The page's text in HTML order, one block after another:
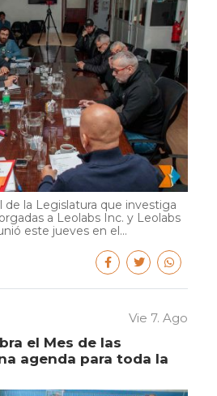
de la Legislatura que investiga
a Leolabs Inc. y Leolabs
este jueves en el...
Vie 7. Ago
el Mes de las
agenda para toda la